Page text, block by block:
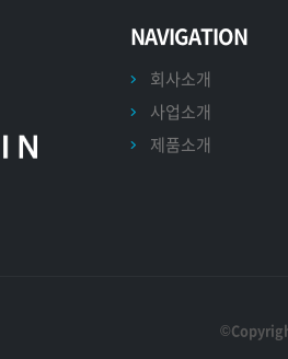
NAVIGATION
회사소개
사업소개
제품소개